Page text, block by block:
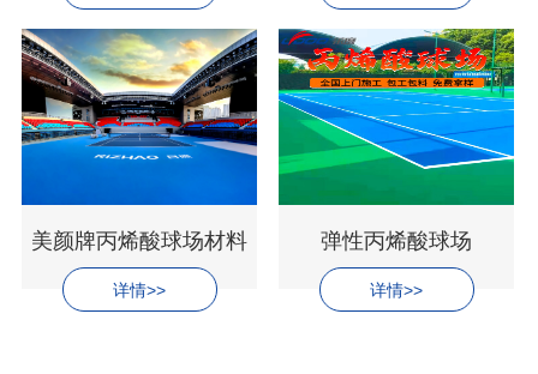
美颜牌丙烯酸球场材料
详情>>
弹性丙烯酸球场
详情>>